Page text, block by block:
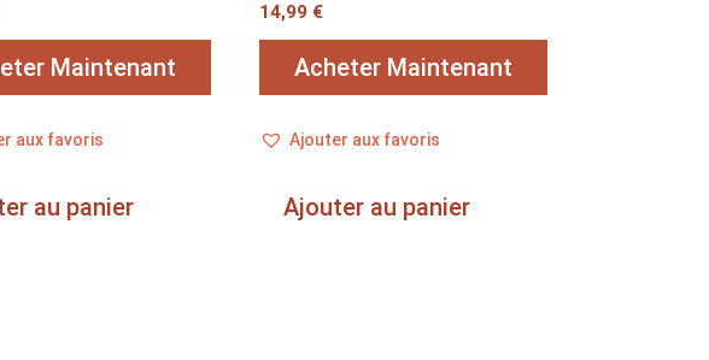
Maintenant
aux favoris
au panier
14,99 €
Acheter Maintenant
Ajouter aux favoris
Ajouter au panier